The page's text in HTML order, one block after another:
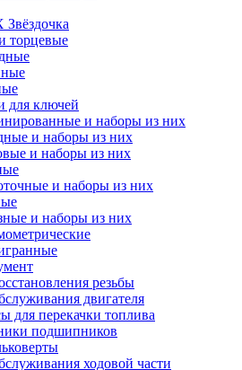
Звёздочка
торцевые
для ключей
и наборы из них
и наборы из них
и наборы из них
и наборы из них
и наборы из них
резьбы
двигателя
для перекачки топлива
подшипников
ходовой части